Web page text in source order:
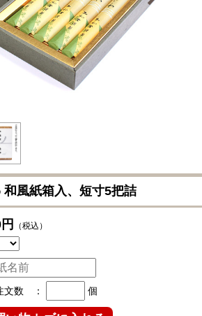
風紙箱入、短寸5把詰
（税込）
文数 ： 個